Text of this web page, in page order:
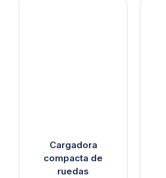
Cargadora
compacta de
ruedas